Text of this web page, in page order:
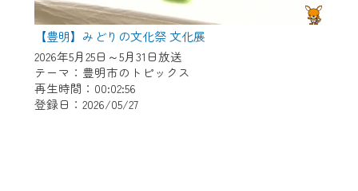
【豊明】みどりの文化祭 文化展
2026年5月25日～5月31日放送
テーマ：豊明市のトピックス
再生時間：00:02:56
登録日：2026/05/27